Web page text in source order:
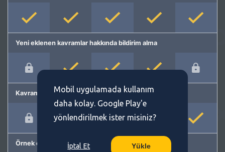
Yeni eklenen kavramlar hakkında bildirim alma
Kavram önerme
Örnek cümleler
Mobil uygulamada kullanım
daha kolay. Google Play'e
yönlendirilmek ister misiniz?
İptal Et Yükle